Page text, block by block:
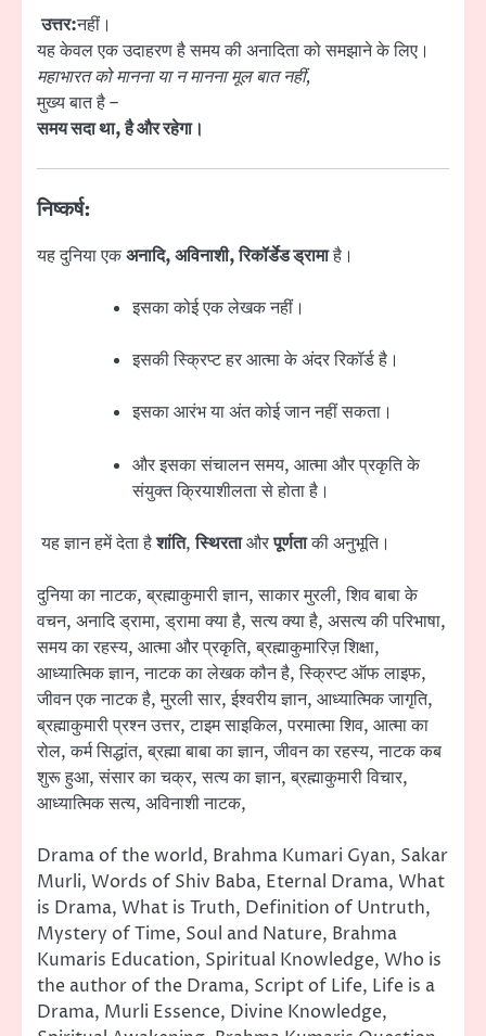
उत्तर:नहीं।
यह केवल एक उदाहरण है समय की अनादिता को समझाने के लिए।
महाभारत को मानना या न मानना मूल बात नहीं,
मुख्य बात है –
समय सदा था, है और रहेगा।
निष्कर्ष:
यह दुनिया एकअनादि, अविनाशी, रिकॉर्डेड ड्रामाहै।
इसका कोई एक लेखक नहीं।
इसकी स्क्रिप्ट हर आत्मा के अंदर रिकॉर्ड है।
इसका आरंभ या अंत कोई जान नहीं सकता।
और इसका संचालन समय, आत्मा और प्रकृति के
संयुक्त क्रियाशीलता से होता है।
यह ज्ञान हमें देता हैशांति,स्थिरताऔरपूर्णताकी अनुभूति।
दुनिया का नाटक, ब्रह्माकुमारी ज्ञान, साकार मुरली, शिव बाबा के
वचन, अनादि ड्रामा, ड्रामा क्या है, सत्य क्या है, असत्य की परिभाषा,
समय का रहस्य, आत्मा और प्रकृति, ब्रह्माकुमारिज़ शिक्षा,
आध्यात्मिक ज्ञान, नाटक का लेखक कौन है, स्क्रिप्ट ऑफ लाइफ,
जीवन एक नाटक है, मुरली सार, ईश्वरीय ज्ञान, आध्यात्मिक जागृति,
ब्रह्माकुमारी प्रश्न उत्तर, टाइम साइकिल, परमात्मा शिव, आत्मा का
रोल, कर्म सिद्धांत, ब्रह्मा बाबा का ज्ञान, जीवन का रहस्य, नाटक कब
शुरू हुआ, संसार का चक्र, सत्य का ज्ञान, ब्रह्माकुमारी विचार,
आध्यात्मिक सत्य, अविनाशी नाटक,
Drama of the world, Brahma Kumari Gyan, Sakar
Murli, Words of Shiv Baba, Eternal Drama, What
is Drama, What is Truth, Definition of Untruth,
Mystery of Time, Soul and Nature, Brahma
Kumaris Education, Spiritual Knowledge, Who is
the author of the Drama, Script of Life, Life is a
Drama, Murli Essence, Divine Knowledge,